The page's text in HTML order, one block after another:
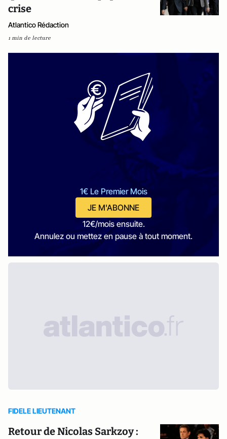
crise
Atlantico Rédaction
1 min de lecture
1€ Le Premier Mois
JE M'ABONNE
12€/mois ensuite.
Annulez ou mettez en pause à tout moment.
FIDELE LIEUTENANT
Retour de Nicolas Sarkzoy :